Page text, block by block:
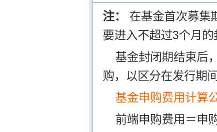
注： 在基金首次募集
要进入不超过3个月
基金封闭期结束后
购，以区分在发行期
基金申购费用计算
前端申购费用＝申